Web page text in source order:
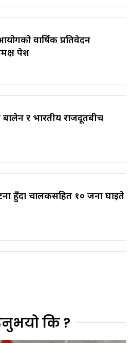
वार्षिक प्रतिवेदन
पेश
बालेन र भारतीय राजदूतबीच
हुँदा चालकसहित १० जना घाइते
कि ?